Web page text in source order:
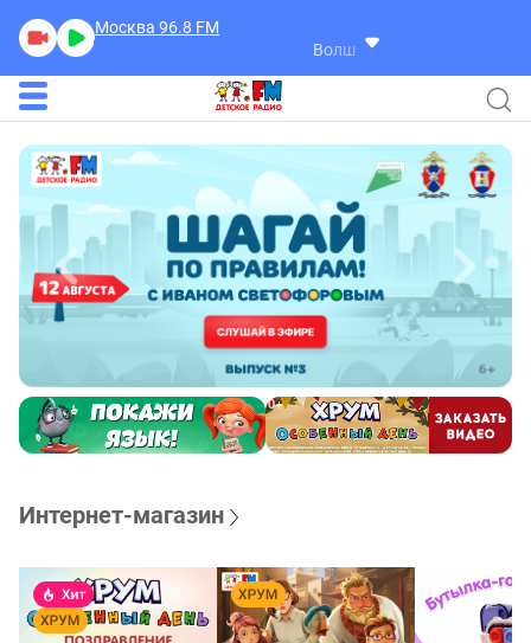
Москва 96.8 FM
Волшебная Библиотека
Интернет-магазин